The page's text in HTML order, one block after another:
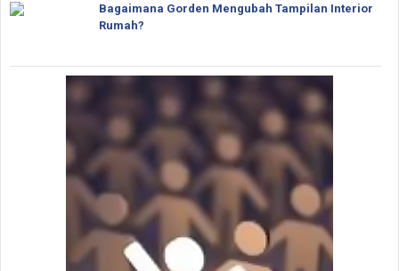
Bagaimana Gorden Mengubah Tampilan Interior
Rumah?